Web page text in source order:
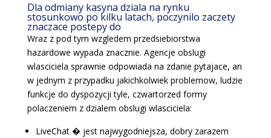
Dla odmiany kasyna dziala na rynku
stosunkowo po kilku latach, poczynilo zaczety
znaczace postepy do
Wraz z pod tym wzgledem przedsiebiorstwa
hazardowe wypada znacznie. Agencje obslugi
wlasciciela sprawnie odpowiada na zdanie pytajace, an
w jednym z przypadku jakichkolwiek problemow, ludzie
funkcje do dyspozycji tyle, czwartorzed formy
polaczeniem z dzialem obslugi wlasciciela:
LiveChat � jest najwygodniejsza, dobry zarazem